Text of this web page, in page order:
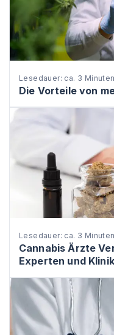
Lesedauer: ca. 3 Minuten
Die Vorteile von
Lesedauer: ca. 3 Minuten
Cannabis Ärzte
Experten und